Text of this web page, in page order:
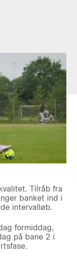
Tilråb fra
banket ind i
intervalløb.
formiddag,
på bane 2 i